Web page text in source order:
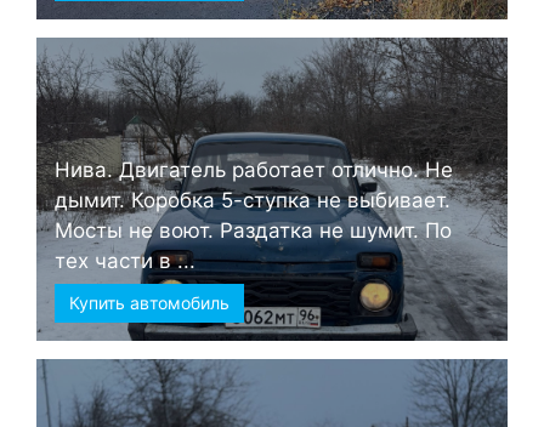
Нива. Двигатель работает отлично. Не
дымит. Коробка 5-ступка не выбивает.
Мосты не воют. Раздатка не шумит. По
тех части в ...
Купить автомобиль